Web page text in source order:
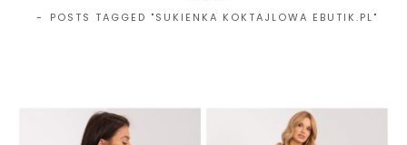
POSTS TAGGED "SUKIENKA KOKTAJLOWA EBUTIK.PL"